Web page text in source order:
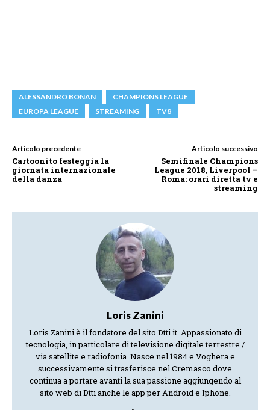
ALESSANDRO BONAN
CHAMPIONS LEAGUE
EUROPA LEAGUE
STREAMING TV8
Articolo precedente
Cartoonito festeggia la
giornata internazionale
della danza
Articolo successivo
Semifinale Champions
League 2018, Liverpool –
Roma: orari diretta tv e
streaming
Loris Zanini
Loris Zanini è il fondatore del sito Dtti.it. Appassionato di
tecnologia, in particolare di televisione digitale terrestre /
via satellite e radiofonia. Nasce nel 1984 e Voghera e
successivamente si trasferisce nel Cremasco dove
continua a portare avanti la sua passione aggiungendo al
sito web di Dtti anche le app per Android e Iphone.